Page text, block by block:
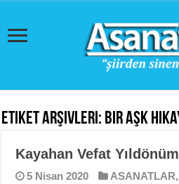
Etiket Arşivleri: Bir Aşk
Kayahan Vefat
5 Nisan 2020 ASANATLAR,